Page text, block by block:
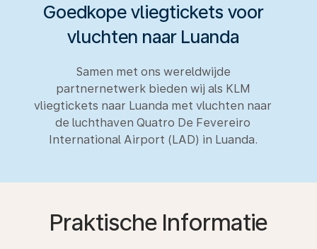
Goedkope vliegtickets voor
vluchten naar Luanda
Samen met ons wereldwijde
partnernetwerk bieden wij als KLM
vliegtickets naar Luanda met vluchten naar
de luchthaven Quatro De Fevereiro
International Airport (LAD) in Luanda.
Praktische Informatie